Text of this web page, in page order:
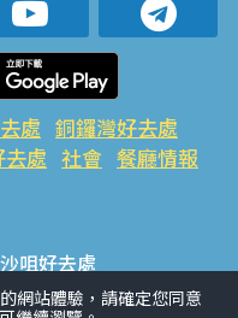
處 銅鑼灣好去處
處 社會 餐廳情報
咀好去處
處 旺角好去處 社會
網站體驗，請確定您同意